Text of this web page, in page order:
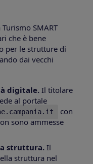
SMART
che è bene
per le strutture di
dai vecchi
digitale. Il titolare
al portale
con
sono ammesse
struttura. Il
struttura nel